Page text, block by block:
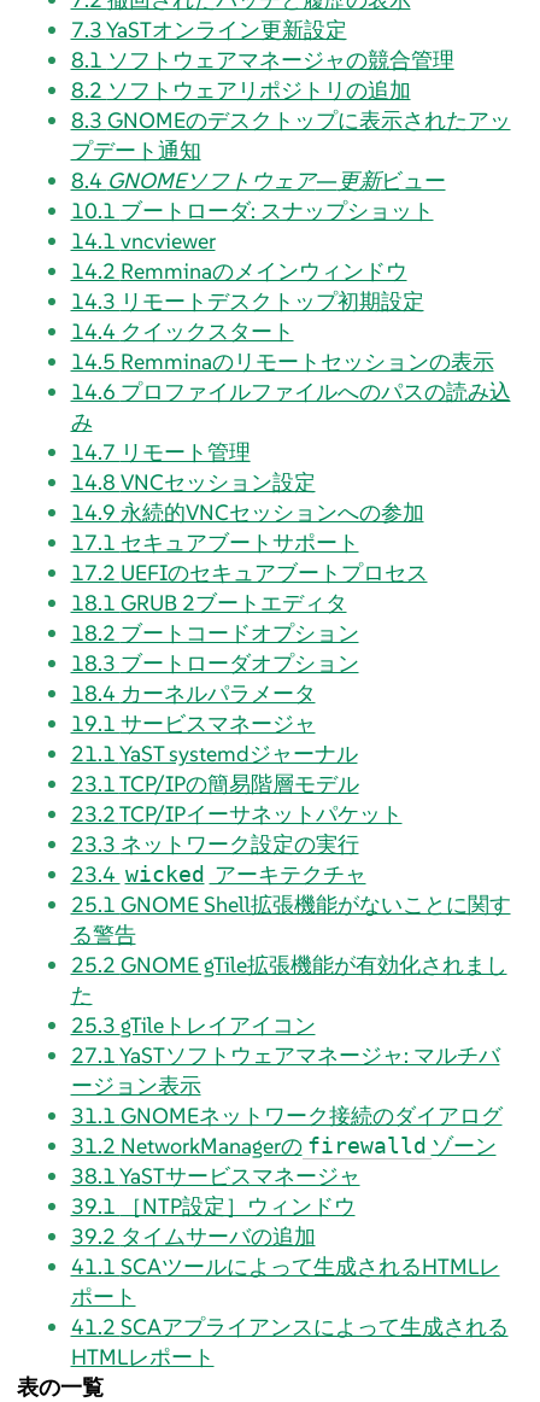
7.3YaSTオンライン更新設定
8.1 ソフトウェアマネージャの競合管理
8.2 ソフトウェアリポジトリの追加
8.3 GNOMEのデスクトップに表示されたアッ
プデート通知
8.4 GNOMEソフトウェア—更新ビュー
10.1 ブートローダ: スナップショット
14.1 vncviewer
14.2 Remminaのメインウィンドウ
14.3 リモートデスクトップ初期設定
14.4 クイックスタート
14.5 Remminaのリモートセッションの表示
14.6 プロファイルファイルへのパスの読み込
み
14.7 リモート管理
14.8 VNCセッション設定
14.9 永続的VNCセッションへの参加
17.1 セキュアブートサポート
17.2 UEFIのセキュアブートプロセス
18.1 GRUB 2ブートエディタ
18.2 ブートコードオプション
18.3 ブートローダオプション
18.4 カーネルパラメータ
19.1 サービスマネージャ
21.1YaST systemdジャーナル
23.1TCP/IPの簡易階層モデル
23.2TCP/IPイーサネットパケット
23.3 ネットワーク設定の実行
23.4 wicked アーキテクチャ
25.1 GNOME Shell拡張機能がないことに関す
る警告
25.2 GNOME gTile拡張機能が有効化されまし
た
25.3 gTileトレイアイコン
27.1YaSTソフトウェアマネージャ: マルチバ
ージョン表示
31.1 GNOMEネットワーク接続のダイアログ
31.2 NetworkManagerの firewalld ゾーン
38.1YaSTサービスマネージャ
39.1
［NTP設定］ウィンドウ
39.2 タイムサーバの追加
41.1 SCAツールによって生成されるHTMLレ
ポート
41.2 SCAアプライアンスによって生成される
HTMLレポート
表の一覧